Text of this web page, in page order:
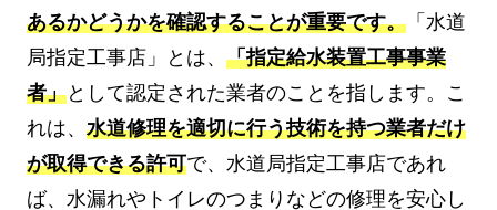
あるかどうかを確認することが重要です。 「水道
局指定工事店」とは、 「指定給水装置工事事業
者」として認定された業者のことを指します。こ
れは、 水道修理を適切に行う技術を持つ業者だけ
が取得できる許可で、水道局指定工事店であれ
ば、水漏れやトイレのつまりなどの修理を安心し